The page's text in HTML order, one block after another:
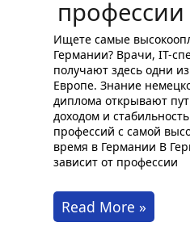
Ищете самые
Германии? Врачи, IT-
получают здесь одни
Европе. Знание
диплома открывают
доходом и
профессий с самой
время в Германии В
зависит от профессии
Самые
Read More »